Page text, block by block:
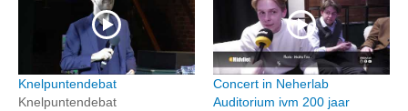
Knelpuntendebat
Knelpuntendebat
Concert in Neherlab
Auditorium ivm 200 jaar